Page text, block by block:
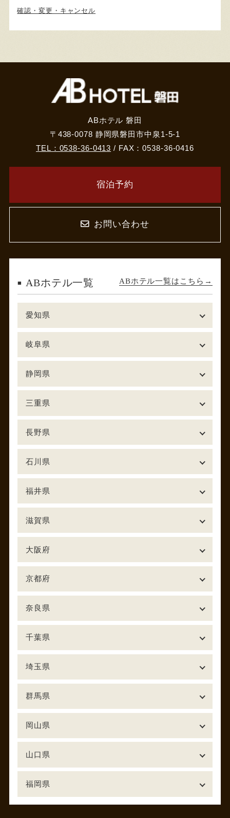
確認・変更・キャンセル
ABホテル 磐田
〒438-0078 静岡県磐田市中泉1-5-1
TEL：0538-36-0413 / FAX：0538-36-0416
宿泊予約
お問い合わせ
ABホテル一覧 ABホテル一覧はこちら
愛知県
岐阜県
静岡県
三重県
長野県
石川県
福井県
滋賀県
大阪府
京都府
奈良県
千葉県
埼玉県
群馬県
岡山県
山口県
福岡県